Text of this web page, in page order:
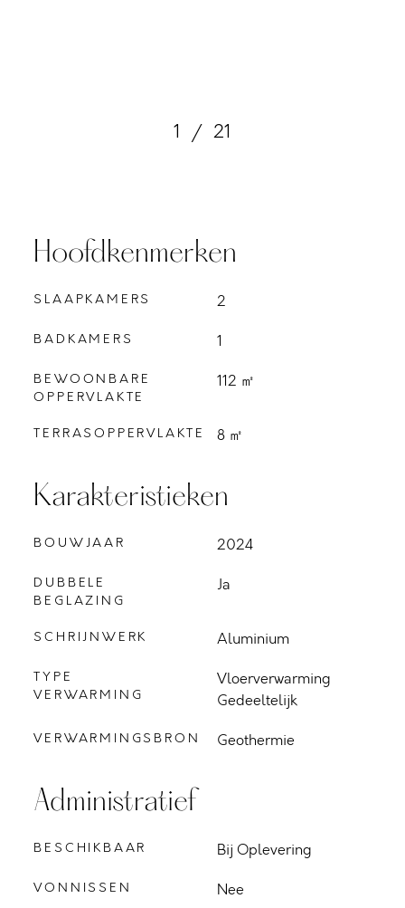
1 / 21
Hoofdkenmerken
SLAAPKAMERS 2
BADKAMERS 1
BEWOONBARE
OPPERVLAKTE
112 ㎡
TERRASOPPERVLAKTE 8 ㎡
Karakteristieken
BOUWJAAR 2024
DUBBELE
BEGLAZING
Ja
SCHRIJNWERK Aluminium
TYPE
VERWARMING
Vloerverwarming
Gedeeltelijk
VERWARMINGSBRON Geothermie
Administratief
BESCHIKBAAR Bij Oplevering
VONNISSEN Nee